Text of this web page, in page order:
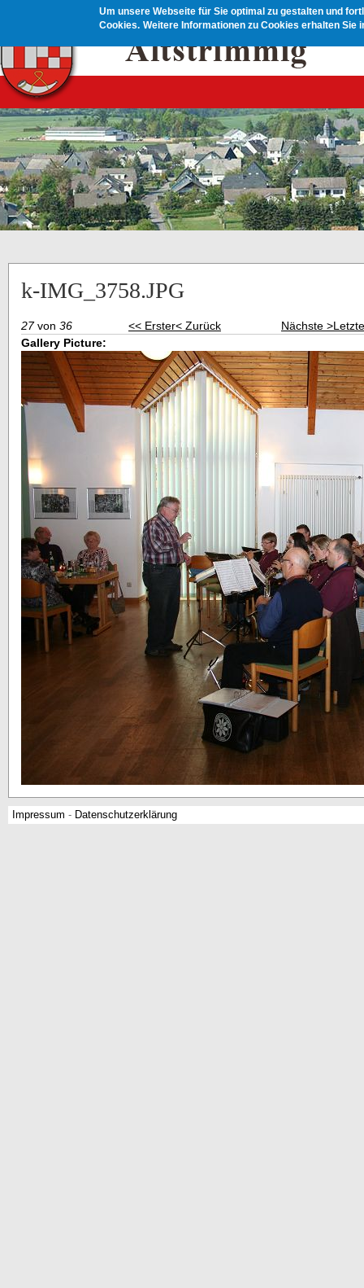
Um unsere Webseite für Sie optimal zu gestalten und
Cookies. Weitere Informationen zu Cookies erhalten Sie
k-IMG_3758.JPG
27von 36 << Erster< Zurück Nächste >
Gallery Picture:
Impressum - Datenschutzerklärung